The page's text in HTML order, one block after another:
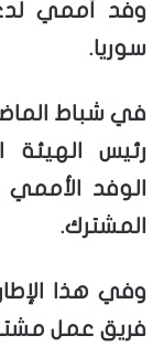
وفد أممي
سوريا.
في شباط
رئيس الهيئة
الوفد
المشترك.
وفي هذا
فريق عمل